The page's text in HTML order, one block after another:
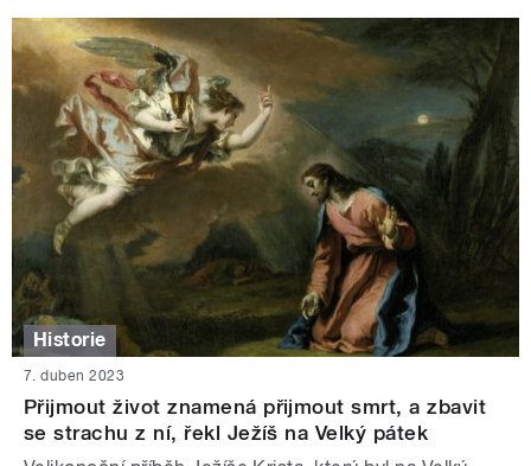
Historie
7. duben 2023
Přijmout život znamená přijmout smrt, a zbavit
se strachu z ní, řekl Ježíš na Velký pátek